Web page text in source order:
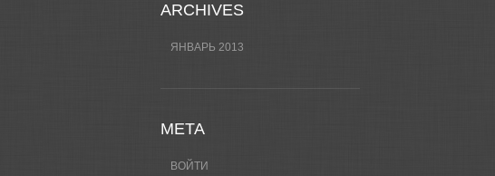
ARCHIVES
ЯНВАРЬ 2013
META
ВОЙТИ